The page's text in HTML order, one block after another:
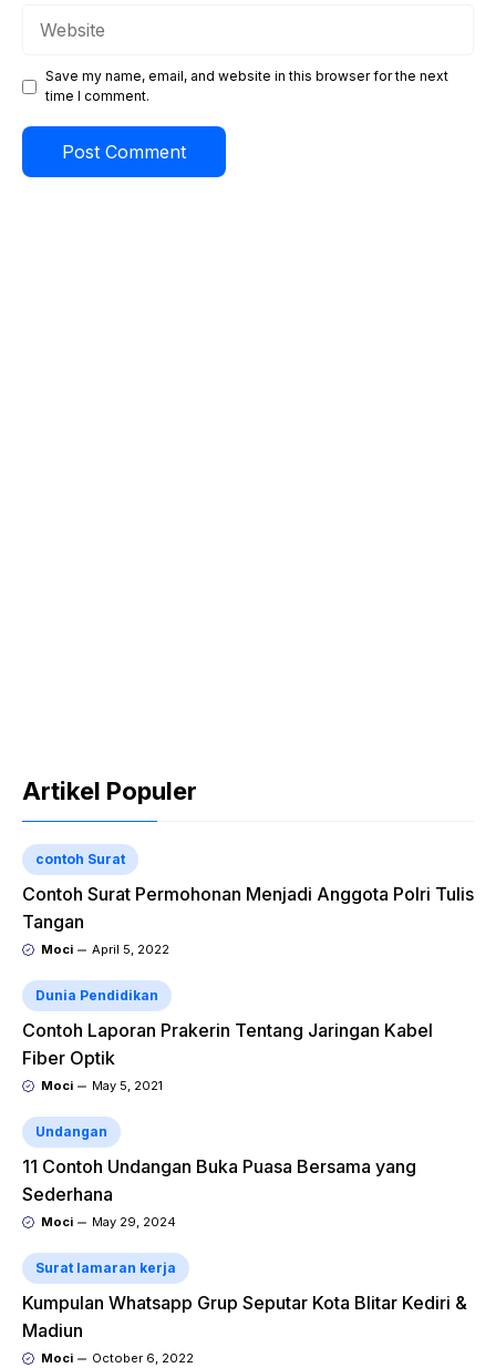
Save my name, email, and website in this browser for the next
time I comment.
Artikel Populer
contoh Surat
Contoh Surat Permohonan Menjadi Anggota Polri Tulis
Tangan
Moci April 5, 2022
Dunia Pendidikan
Contoh Laporan Prakerin Tentang Jaringan Kabel
Fiber Optik
Moci May 5, 2021
Undangan
11 Contoh Undangan Buka Puasa Bersama yang
Sederhana
Moci May 29, 2024
Surat lamaran kerja
Kumpulan Whatsapp Grup Seputar Kota Blitar Kediri &
Madiun
Moci October 6, 2022